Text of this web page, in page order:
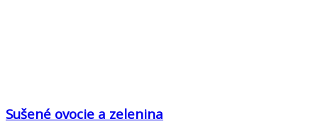
Sušené ovocie a zelenina